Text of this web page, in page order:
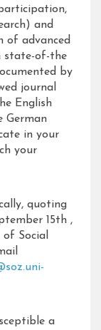
and
of advanced
state-of-the
by
journal
English
German
in your
your
quoting
15th ,
Social
a